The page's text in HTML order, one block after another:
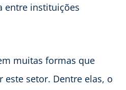
entre instituições
muitas formas que
setor. Dentre elas, o